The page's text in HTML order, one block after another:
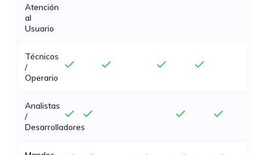
Atención
al
Usuario
Técnicos
/
Operario
Analistas
/
Desarrolladores